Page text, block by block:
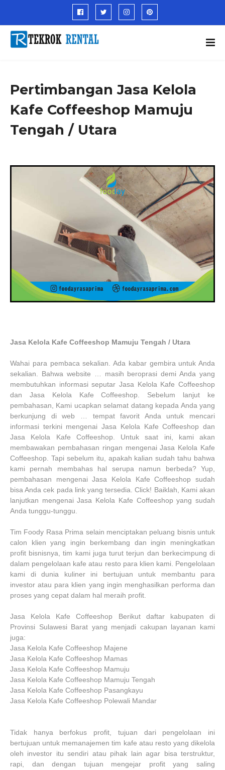
Pertimbangan Jasa Kelola
Kafe Coffeeshop Mamuju
Tengah / Utara
Jasa Kelola Kafe Coffeeshop Mamuju Tengah / Utara
Wahai para pembaca sekalian. Ada kabar gembira untuk Anda
sekalian. Bahwa website … masih beroprasi demi Anda yang
membutuhkan informasi seputar Jasa Kelola Kafe Coffeeshop
dan Jasa Kelola Kafe Coffeeshop. Sebelum lanjut ke
pembahasan, Kami ucapkan selamat datang kepada Anda yang
berkunjung di web … tempat favorit Anda untuk mencari
informasi terkini mengenai Jasa Kelola Kafe Coffeeshop dan
Jasa Kelola Kafe Coffeeshop. Untuk saat ini, kami akan
membawakan pembahasan ringan mengenai Jasa Kelola Kafe
Coffeeshop. Tapi sebelum itu, apakah kalian sudah tahu bahwa
kami pernah membahas hal serupa namun berbeda? Yup,
pembahasan mengenai Jasa Kelola Kafe Coffeeshop sudah
bisa Anda cek pada link yang tersedia. Click! Baiklah, Kami akan
lanjutkan mengenai Jasa Kelola Kafe Coffeeshop yang sudah
Anda tunggu-tunggu.
Tim Foody Rasa Prima selain menciptakan peluang bisnis untuk
calon klien yang ingin berkembang dan ingin meningkatkan
profit bisnisnya, tim kami juga turut terjun dan berkecimpung di
dalam pengelolaan kafe atau resto para klien kami. Pengelolaan
kami di dunia kuliner ini bertujuan untuk membantu para
investor atau para klien yang ingin menghasilkan performa dan
proses yang cepat dalam hal meraih profit.
Jasa Kelola Kafe Coffeeshop Berikut daftar kabupaten di
Provinsi Sulawesi Barat yang menjadi cakupan layanan kami
juga:
Jasa Kelola Kafe Coffeeshop Majene
Jasa Kelola Kafe Coffeeshop Mamas
Jasa Kelola Kafe Coffeeshop Mamuju
Jasa Kelola Kafe Coffeeshop Mamuju Tengah
Jasa Kelola Kafe Coffeeshop Pasangkayu
Jasa Kelola Kafe Coffeeshop Polewali Mandar
Tidak hanya berfokus profit, tujuan dari pengelolaan ini
bertujuan untuk memanajemen tim kafe atau resto yang dikelola
oleh investor itu sendiri atau pihak lain agar bisa terstruktur,
rapi, dan dengan tujuan mengejar profit yang saling